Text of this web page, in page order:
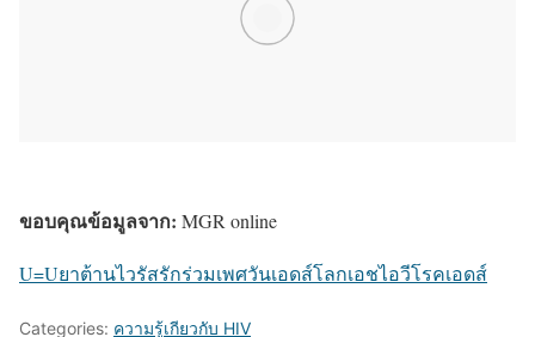
ขอบคุณข้อมูลจาก: MGR online
U=Uยาต้านไวรัสรักร่วมเพศวันเอดส์โลกเอชไอวีโรคเอดส์
Categories: ความรู้เกียวกับ HIV